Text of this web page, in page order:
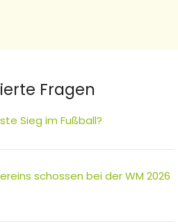
Fragen
Sieg im Fußball?
schossen bei der WM 2026